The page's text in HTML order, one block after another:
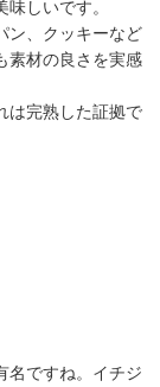
しいです。
ン、クッキーなど
素材の良さを実感
は完熟した証拠で
名ですね。イチジ